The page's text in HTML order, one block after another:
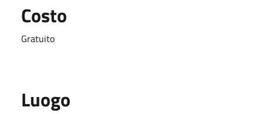
Costo
Gratuito
Luogo